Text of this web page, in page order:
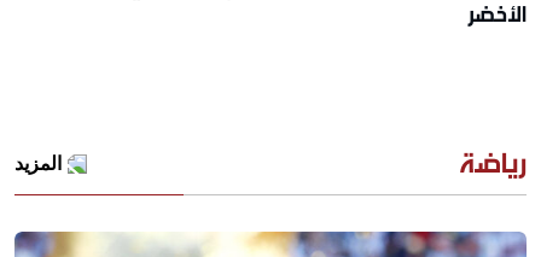
الأخضر
رياضة المزيد